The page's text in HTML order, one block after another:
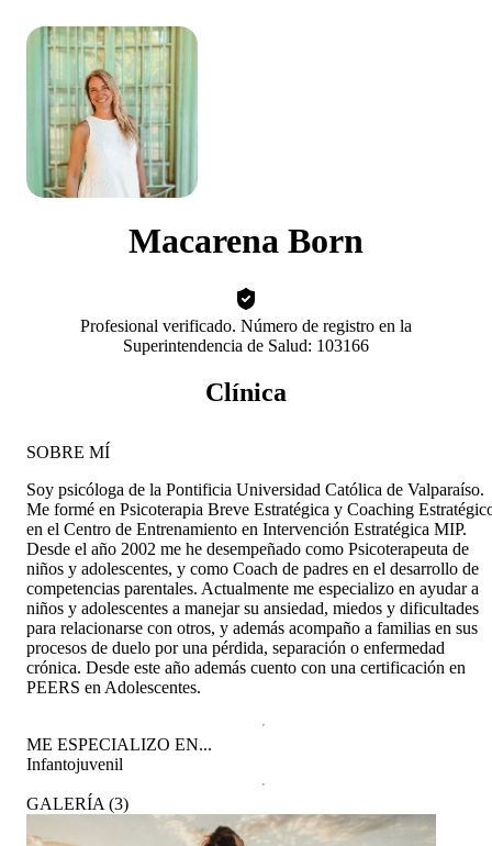
Macarena Born
Profesional verificado. Número de registro en la
Superintendencia de Salud: 103166
Clínica
SOBRE MÍ
Soy psicóloga de la Pontificia Universidad Católica de Valparaíso.
Me formé en Psicoterapia Breve Estratégica y Coaching
en el Centro de Entrenamiento en Intervención Estratégica MIP.
Desde el año 2002 me he desempeñado como Psicoterapeuta de
niños y adolescentes, y como Coach de padres en el desarrollo de
competencias parentales. Actualmente me especializo en ayudar a
niños y adolescentes a manejar su ansiedad, miedos y dificultades
para relacionarse con otros, y además acompaño a familias en sus
procesos de duelo por una pérdida, separación o enfermedad
crónica. Desde este año además cuento con una certificación en
PEERS en Adolescentes.
ME ESPECIALIZO EN...
Infantojuvenil
GALERÍA (3)